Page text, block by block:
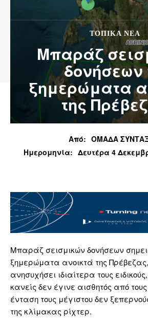
ΤΟΠΙΚΆ ΝΈΑ
Μπαράζ
δονήσεων
ξημερώματα
της
Από: ΟΜΑΔΑ
Ημερομηνία: Δευτέρα 4
Μπαράζ σεισμικών δονήσεων
ξημερώματα ανοικτά της
ανησυχήσει ιδιαίτερα τους
κανείς δεν έγινε αισθητός από
ένταση τους μέγιστου δεν
της κλίμακας ρίχτερ.